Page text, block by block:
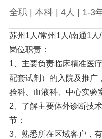
全职 | 本科 | 4人 | 1-3
苏州1人/常州1人/南通1
岗位职责：
1、主要负责临床精准医
配套试剂）的入院及推广
验科、血液科、中心实验
2、了解主要体外诊断技
节；
3、熟悉所在区域客户，